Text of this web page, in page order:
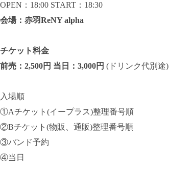
OPEN：18:00 START：18:30
会場：赤羽ReNY alpha
チケット料金
前売：2,500円 当日：3,000円 (ドリンク代別途)
入場順
①Aチケット(イープラス)整理番号順
②Bチケット(物販、通販)整理番号順
③バンド予約
④当日